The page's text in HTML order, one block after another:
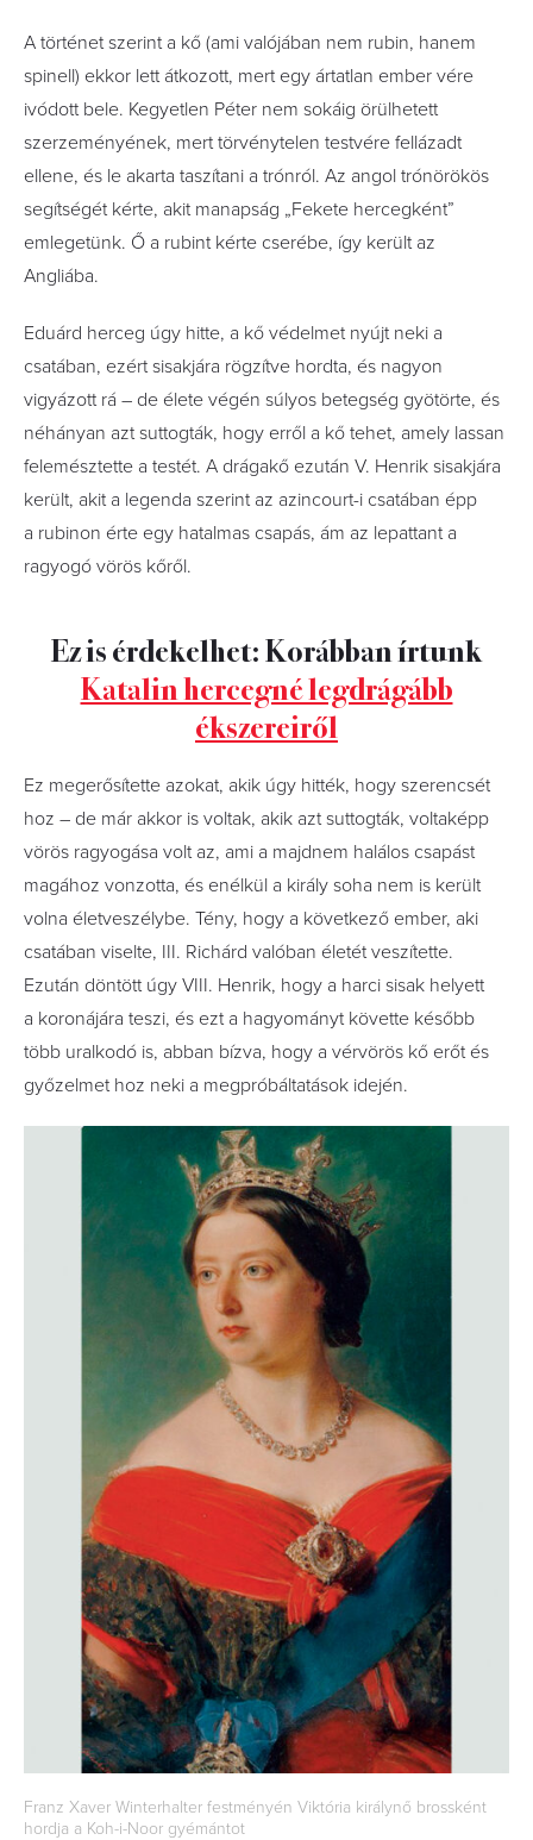
A történet szerint a kő (ami valójában nem rubin, hanem
spinell) ekkor lett átkozott, mert egy ártatlan ember vére
ivódott bele. Kegyetlen Péter nem sokáig örülhetett
szerzeményének, mert törvénytelen testvére fellázadt
ellene, és le akarta taszítani a trónról. Az angol trónörökös
segítségét kérte, akit manapság „Fekete hercegként”
emlegetünk. Ő a rubint kérte cserébe, így került az
Angliába.
Eduárd herceg úgy hitte, a kő védelmet nyújt neki a
csatában, ezért sisakjára rögzítve hordta, és nagyon
vigyázott rá – de élete végén súlyos betegség gyötörte, és
néhányan azt suttogták, hogy erről a kő tehet, amely lassan
felemésztette a testét. A drágakő ezután V. Henrik sisakjára
került, akit a legenda szerint az azincourt-i csatában épp
a rubinon érte egy hatalmas csapás, ám az lepattant a
ragyogó vörös kőről.
Ez is érdekelhet: Korábban írtunk
Katalin hercegné legdrágább
ékszereiről
Ez megerősítette azokat, akik úgy hitték, hogy szerencsét
hoz – de már akkor is voltak, akik azt suttogták, voltaképp
vörös ragyogása volt az, ami a majdnem halálos csapást
magához vonzotta, és enélkül a király soha nem is került
volna életveszélybe. Tény, hogy a következő ember, aki
csatában viselte, III. Richárd valóban életét veszítette.
Ezután döntött úgy VIII. Henrik, hogy a harci sisak helyett
a koronájára teszi, és ezt a hagyományt követte később
több uralkodó is, abban bízva, hogy a vérvörös kő erőt és
győzelmet hoz neki a megpróbáltatások idején.
Franz Xaver Winterhalter festményén Viktória királynő brossként
hordja a Koh-i-Noor gyémántot